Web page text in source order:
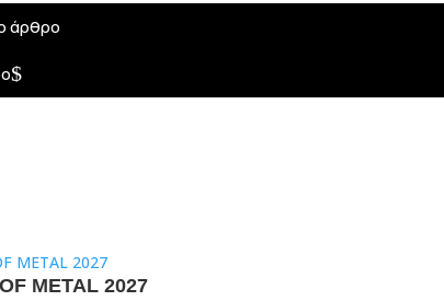
άρθρο
$
METAL 2027